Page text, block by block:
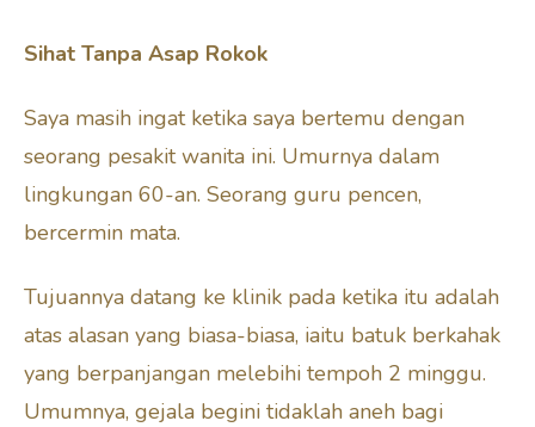
Sihat Tanpa Asap Rokok
Saya masih ingat ketika saya bertemu dengan
seorang pesakit wanita ini. Umurnya dalam
lingkungan 60-an. Seorang guru pencen,
bercermin mata.
Tujuannya datang ke klinik pada ketika itu adalah
atas alasan yang biasa-biasa, iaitu batuk berkahak
yang berpanjangan melebihi tempoh 2 minggu.
Umumnya, gejala begini tidaklah aneh bagi